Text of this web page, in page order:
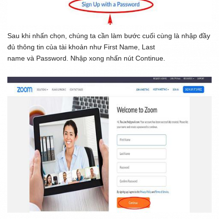
Sau khi nhấn chọn, chúng ta cần làm bước cuối cùng là nhập đầy
đủ thông tin của tài khoản như First Name, Last
name và Password . Nhập xong nhấn nút Continue